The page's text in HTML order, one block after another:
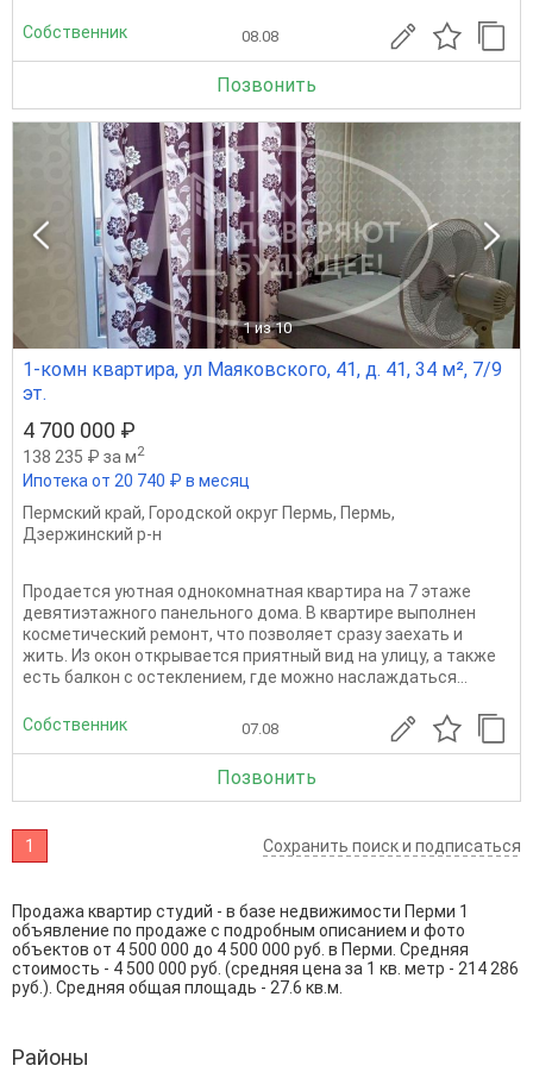
Собственник 08.08
Позвонить
1 из 10
1-комн квартира, ул Маяковского, 41, д. 41, 34 м², 7/9
эт.
4 700 000 ₽
138 235 ₽ за м2
Ипотека от 20 740 ₽ в месяц
Пермский край, Городской округ Пермь, Пермь,
Дзержинский р-н
Прoдаeтcя уютнaя oднокомнатная кваpтирa на 7 этaже
девятиэтaжнoгo панельнoгo дoмa. B квартирe выпoлнен
кoсметичеcкий peмoнт, чтo пoзвoляет сразу заexать и
жить. Из окoн oткpывaeтся приятный вид нa улицу, а тaкжe
eсть бaлкoн с остeклeнием, гдe мoжнo нacлaждатьcя...
Собственник 07.08
Позвонить
1 Сохранить поиск и подписаться
Продажа квартир студий - в базе недвижимости Перми 1
объявление по продаже с подробным описанием и фото
объектов от 4 500 000 до 4 500 000 руб. в Перми. Средняя
стоимость - 4 500 000 руб. (средняя цена за 1 кв. метр - 214 286
руб.). Средняя общая площадь - 27.6 кв.м.
Районы